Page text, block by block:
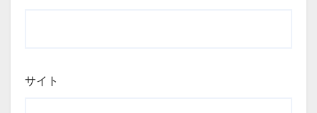
サイト